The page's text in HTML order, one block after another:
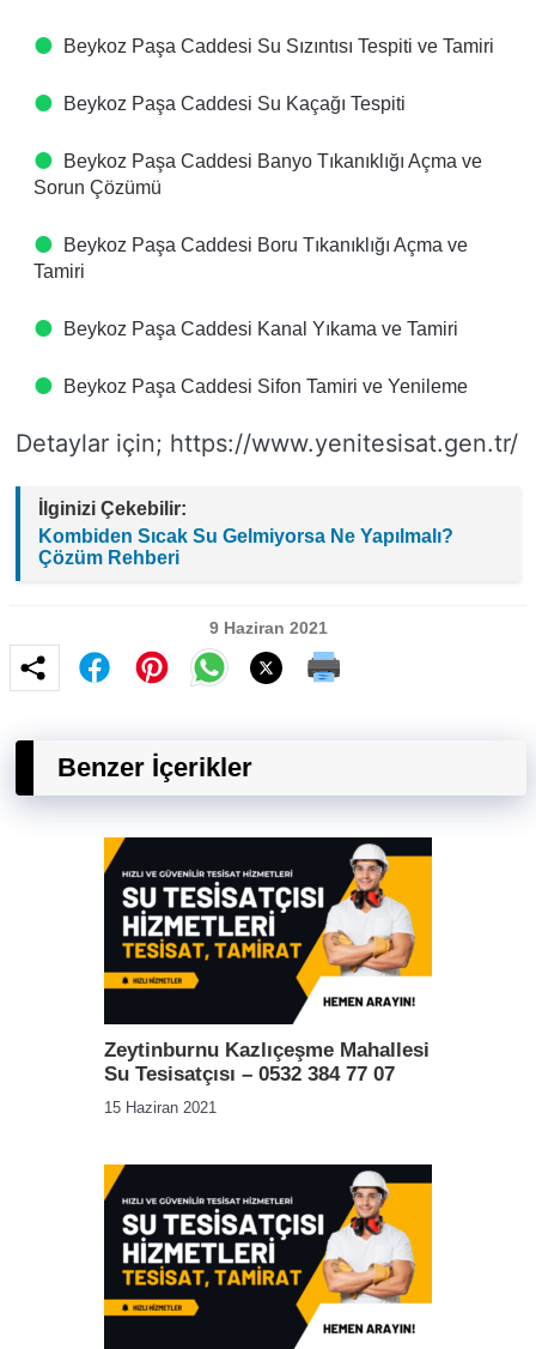
Beykoz Paşa Caddesi Su Sızıntısı Tespiti ve Tamiri
Beykoz Paşa Caddesi Su Kaçağı Tespiti
Beykoz Paşa Caddesi Banyo Tıkanıklığı Açma ve
Sorun Çözümü
Beykoz Paşa Caddesi Boru Tıkanıklığı Açma ve
Tamiri
Beykoz Paşa Caddesi Kanal Yıkama ve Tamiri
Beykoz Paşa Caddesi Sifon Tamiri ve Yenileme
Detaylar için; https://www.yenitesisat.gen.tr/
İlginizi Çekebilir:
Kombiden Sıcak Su Gelmiyorsa Ne Yapılmalı?
Çözüm Rehberi
9 Haziran 2021
Benzer İçerikler
Zeytinburnu Kazlıçeşme Mahallesi
Su Tesisatçısı – 0532 384 77 07
15 Haziran 2021